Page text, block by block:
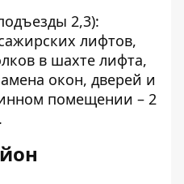
2,3):
лифтов,
в шахте лифта,
окон, дверей и
помещении – 2